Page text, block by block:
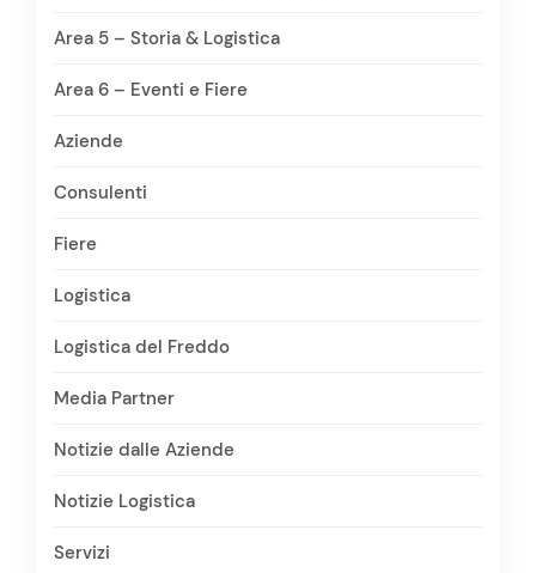
Area 5 – Storia & Logistica
Area 6 – Eventi e Fiere
Aziende
Consulenti
Fiere
Logistica
Logistica del Freddo
Media Partner
Notizie dalle Aziende
Notizie Logistica
Servizi